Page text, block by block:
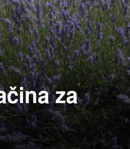
za